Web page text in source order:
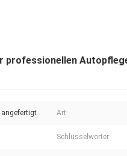
professionellen
angefertigt Art:
Schlüsselwörter: